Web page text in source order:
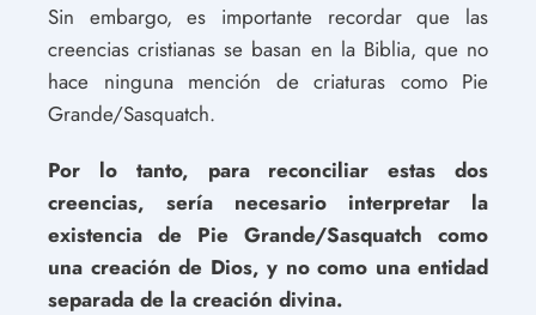
Sin embargo, es importante recordar que las
creencias cristianas se basan en la Biblia, que no
hace ninguna mención de criaturas como Pie
Grande/Sasquatch.
Por lo tanto, para reconciliar estas dos
creencias, sería necesario interpretar la
existencia de Pie Grande/Sasquatch como
una creación de Dios, y no como una entidad
separada de la creación divina.